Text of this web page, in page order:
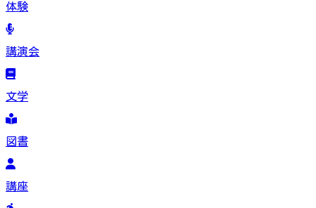
体験
講演会
文学
図書
講座